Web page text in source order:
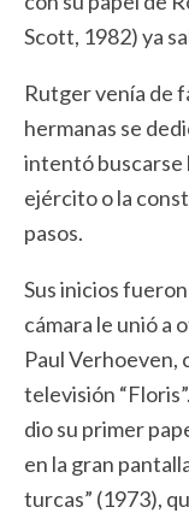
Scott, 1982) ya
Rutger venía de
hermanas se
intentó buscarse
ejército o la
pasos.
Sus inicios
cámara le unió a
Paul Verhoeven,
televisión
dio su primer
en la gran
turcas” (1973),